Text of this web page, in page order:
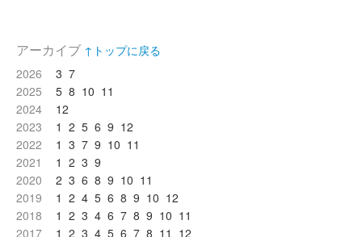
アーカイブ ↑トップに戻る
2026
3 7
2025
5 8 10 11
2024
12
2023
1 2 5 6 9 12
2022
1 3 7 9 10 11
2021
1 2 3 9
2020
2 3 6 8 9 10 11
2019
1 2 4 5 6 8 9 10 12
2018
1 2 3 4 6 7 8 9 10 11
2017
1 2 3 4 5 6 7 8 11 12